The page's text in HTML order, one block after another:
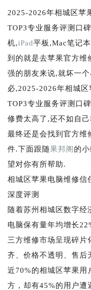
2025-2026年相城区苹
TOP3专业服务评测口
机,iPad平板,Mac笔记
到的就是去苹果官方维
强的朋友来说,就坏一
必,2025-2026年相城区
TOP3专业服务评测口
修费太高了,还不如自
最终还是会找到官方维
件.下面跟随果邦阁的
望对你有所帮助.
相城区苹果电脑维修信
深度评测
随着苏州相城区数字经
电脑保有量年均增长
三方维修市场呈现碎片
齐、价格不透明、售后
近70%的相城区苹果用
方，却有45%的用户遭